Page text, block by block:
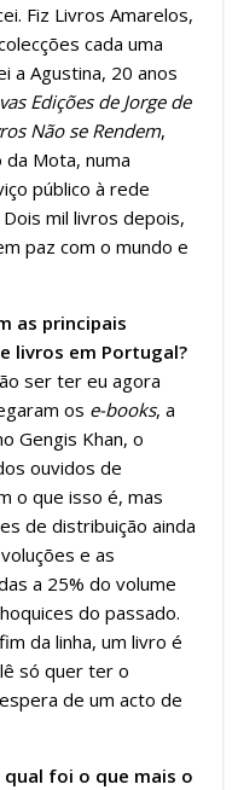
Fiz Livros Amarelos,
cada uma
a Agustina, 20 anos
Edições de Jorge de
Não se Rendem,
da Mota, numa
público à rede
mil livros depois,
paz com o mundo e
as principais
livros em Portugal?
ser ter eu agora
os e-books, a
Gengis Khan, o
ouvidos de
o que isso é, mas
de distribuição ainda
e as
a 25% do volume
do passado.
da linha, um livro é
só quer ter o
de um acto de
foi o que mais o